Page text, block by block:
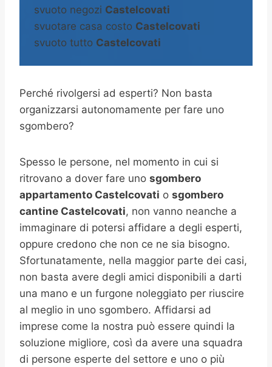
svuoto negozi Castelcovati
svuotare casa costo Castelcovati
svuoto tutto Castelcovati
Perché rivolgersi ad esperti? Non basta
organizzarsi autonomamente per fare uno
sgombero?
Spesso le persone, nel momento in cui si
ritrovano a dover fare uno sgombero
appartamento Castelcovati o sgombero
cantine Castelcovati, non vanno neanche a
immaginare di potersi affidare a degli esperti,
oppure credono che non ce ne sia bisogno.
Sfortunatamente, nella maggior parte dei casi,
non basta avere degli amici disponibili a darti
una mano e un furgone noleggiato per riuscire
al meglio in uno sgombero. Affidarsi ad
imprese come la nostra può essere quindi la
soluzione migliore, così da avere una squadra
di persone esperte del settore e uno o più